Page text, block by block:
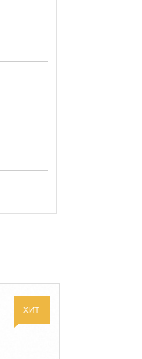
перечне
ХИТ